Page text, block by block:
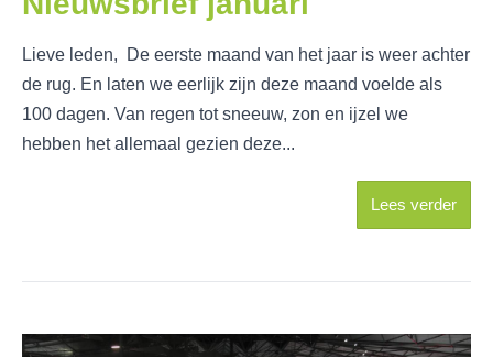
Lieve leden, De eerste maand van het jaar is weer achter
de rug. En laten we eerlijk zijn deze maand voelde als
100 dagen. Van regen tot sneeuw, zon en ijzel we
hebben het allemaal gezien deze...
Lees verder